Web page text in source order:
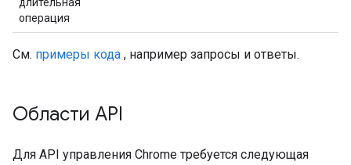
операция
См. примеры кода , например запросы и ответы.
Области API
Для API управления Chrome требуется следующая